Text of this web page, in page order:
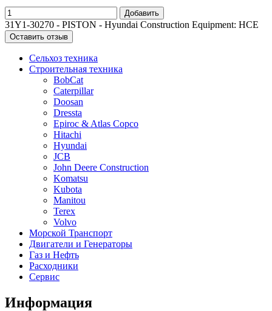
Добавить
31Y1-30270 - PISTON - Hyundai Construction Equipment: HCE
Оставить отзыв
Сельхоз техника
Строительная техника
BobCat
Caterpillar
Doosan
Dressta
Epiroc & Atlas Copco
Hitachi
Hyundai
JCB
John Deere Construction
Komatsu
Kubota
Manitou
Terex
Volvo
Морской Транспорт
Двигатели и Генераторы
Газ и Нефть
Расходники
Сервис
Информация